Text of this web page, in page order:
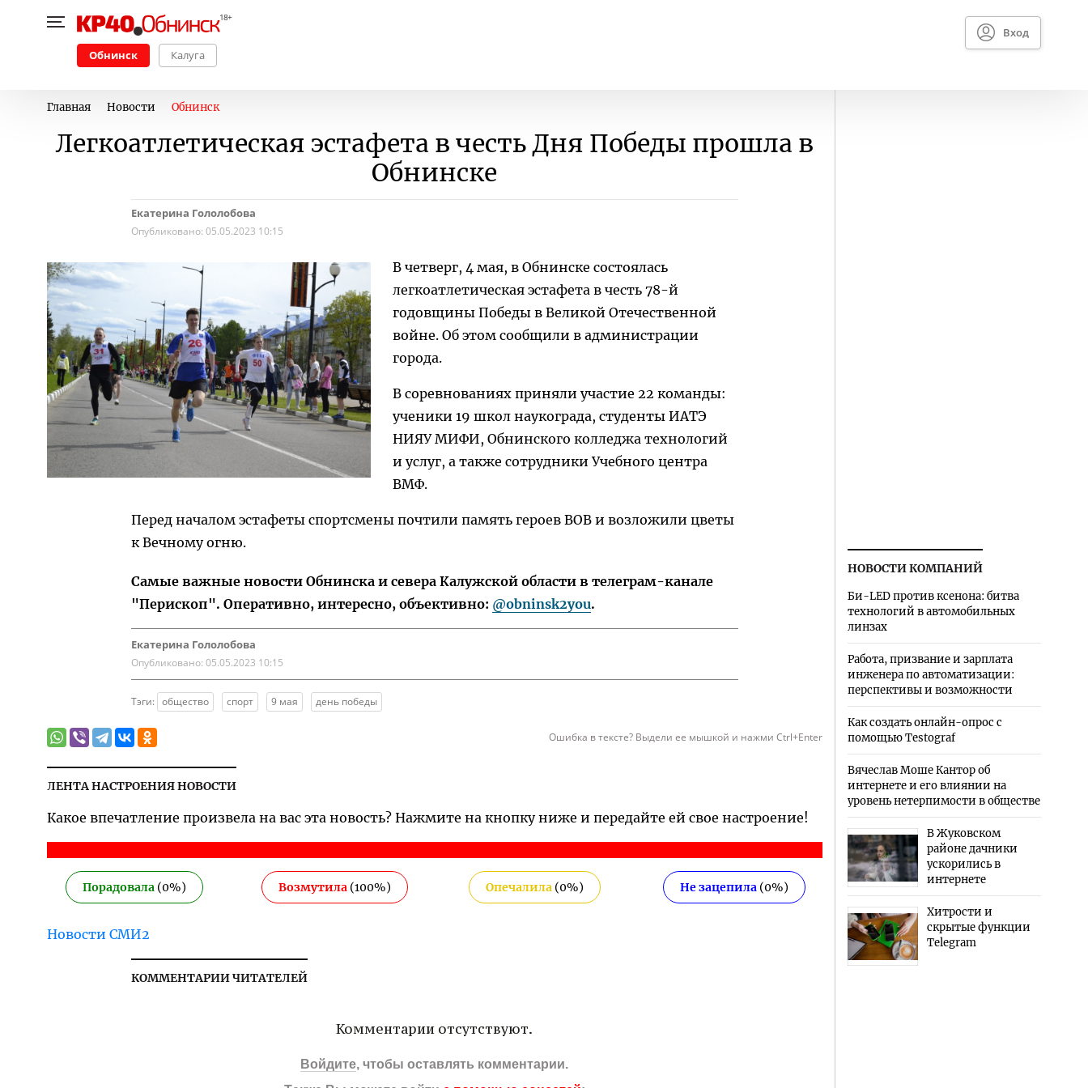
Обнинск Калуга
Вход
Главная Новости Обнинск
Легкоатлетическая эстафета в честь Дня Победы прошла в
Обнинске
Екатерина Гололобова
Опубликовано: 05.05.2023 10:15
В четверг, 4 мая, в Обнинске состоялась
легкоатлетическая эстафета в честь 78-й
годовщины Победы в Великой Отечественной
войне. Об этом сообщили в администрации
города.
В соревнованиях приняли участие 22 команды:
ученики 19 школ наукограда, студенты ИАТЭ
НИЯУ МИФИ, Обнинского колледжа технологий
и услуг, а также сотрудники Учебного центра
ВМФ.
Перед началом эстафеты спортсмены почтили память героев ВОВ и возложили цветы
к Вечному огню.
Самые важные новости Обнинска и севера Калужской области в телеграм-канале
"Перископ". Оперативно, интересно, объективно: @obninsk2you.
Екатерина Гололобова
Опубликовано: 05.05.2023 10:15
Тэги: общество спорт 9 мая день победы
Ошибка в тексте? Выдели ее мышкой и нажми Ctrl+Enter
ЛЕНТА НАСТРОЕНИЯ НОВОСТИ
Какое впечатление произвела на вас эта новость? Нажмите на кнопку ниже и передайте ей свое настроение!
Порадовала (0%) Возмутила(100%) Опечалила(0%) Не зацепила (0%)
Новости СМИ2
КОММЕНТАРИИ ЧИТАТЕЛЕЙ
Комментарии отсутствуют.
Войдите, чтобы оставлять комментарии.
НОВОСТИ КОМПАНИЙ
Би-LED против ксенона: битва
технологий в автомобильных
линзах
Работа, призвание и зарплата
инженера по автоматизации:
перспективы и возможности
Как создать онлайн-опрос с
помощью Testograf
Вячеслав Моше Кантор об
интернете и его влиянии на
уровень нетерпимости в обществе
В Жуковском
районе дачники
ускорились в
интернете
Хитрости и
скрытые функции
Telegram